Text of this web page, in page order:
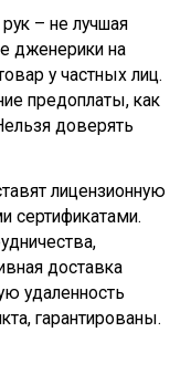
– не лучшая
дженерики на
у частных лиц.
предоплаты, как
доверять
лицензионную
сертификатами.
доставка
удаленность
гарантированы.